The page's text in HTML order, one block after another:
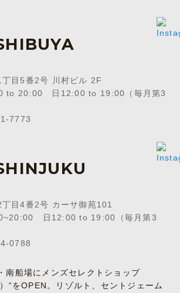
目5番2号 川村ビル 2F
to 20:00 日12:00 to 19:00（毎月第3
7773
目4番2号 カーサ御苑101
日12:00 to 19:00（毎月第3
0788
南船場にメンズセレクトショップ
“をOPEN。リゾルト、セントジェーム